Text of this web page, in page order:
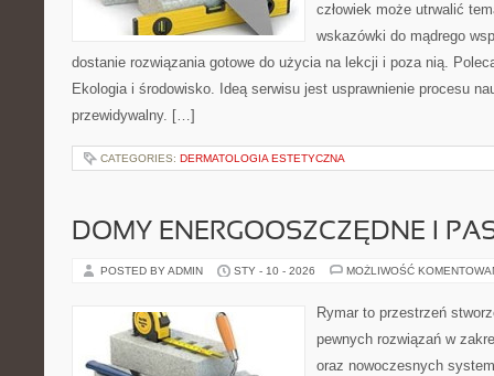
człowiek może utrwalić
wskazówki do mądrego
dostanie rozwiązania gotowe do użycia na lekcji i poza nią.
Ekologia i środowisko. Ideą serwisu jest usprawnienie procesu
przewidywalny. […]
CATEGORIES: DERMATOLOGIA ESTETYCZNA
DOMY ENERGOOSZCZĘDNE I
POSTED BY ADMIN STY - 10 - 2026 MOŻLIWOŚĆ
Rymar to przestrzeń
pewnych rozwiązań w
oraz nowoczesnych